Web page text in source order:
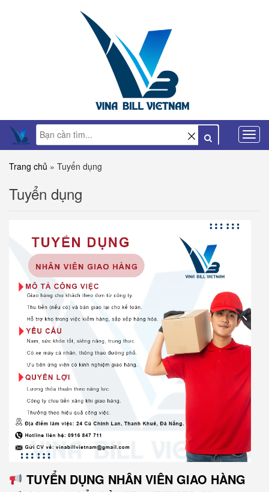
Trang chủ » Tuyển dụng
Tuyển dụng
TUYỂN DỤNG NHÂN VIÊN GIAO HÀNG